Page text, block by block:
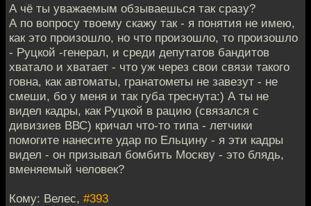
А чё ты уважаемым обзываешься так сразу?
А по вопросу твоему скажу так - я понятия не имею,
как это произошло, но что произошло, то произошло
- Руцкой -генерал, и среди депутатов бандитов
хватало и хватает - что уж через свои связи такого
говна, как автоматы, гранатометы не завезут - не
смеши, бо у меня и так губа треснута:) А ты не
видел кадры, как Руцкой в рацию (связался с
дивизиев ВВС) кричал что-то типа - летчики
помогите нанесите удар по Ельцину - я эти кадры
видел - он призывал бомбить Москву - это блядь,
вменяемый человек?
Кому: Велес, #393